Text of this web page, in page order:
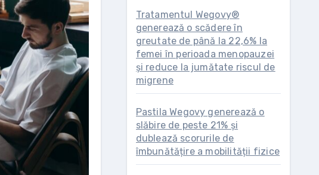
Tratamentul Wegovy®
generează o scădere în
greutate de până la 22,6% la
femei în perioada menopauzei
și reduce la jumătate riscul de
migrene
Pastila Wegovy generează o
slăbire de peste 21% și
dublează scorurile de
îmbunătățire a mobilității fizice